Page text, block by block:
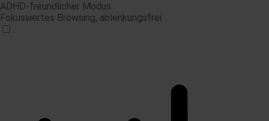
ADHD-freundlicher Modus
Fokussiertes Browsing, ablenkungsfrei